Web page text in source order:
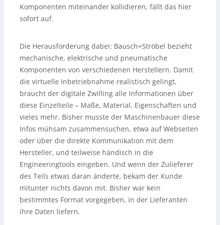
Komponenten miteinander kollidieren, fällt das hier
sofort auf.
Die Herausforderung dabei: Bausch+Ströbel bezieht
mechanische, elektrische und pneumatische
Komponenten von verschiedenen Herstellern. Damit
die virtuelle Inbetriebnahme realistisch gelingt,
braucht der digitale Zwilling alle Informationen über
diese Einzelteile – Maße, Material, Eigenschaften und
vieles mehr. Bisher musste der Maschinenbauer diese
Infos mühsam zusammensuchen, etwa auf Webseiten
oder über die direkte Kommunikation mit dem
Hersteller, und teilweise händisch in die
Engineeringtools eingeben. Und wenn der Zulieferer
des Teils etwas daran änderte, bekam der Kunde
mitunter nichts davon mit. Bisher war kein
bestimmtes Format vorgegeben, in der Lieferanten
ihre Daten liefern.